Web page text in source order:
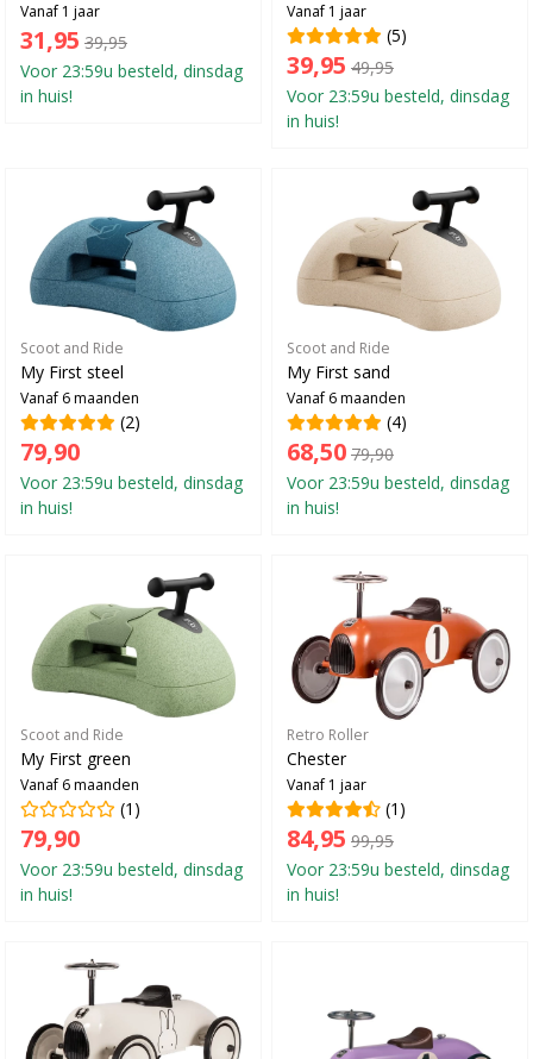
Vanaf 1 jaar
31,95 39,95
Voor 23:59u besteld, dinsdag
in huis!
Vanaf 1 jaar
(5)
39,95 49,95
Voor 23:59u besteld, dinsdag
in huis!
Scoot and Ride
My First steel
Vanaf 6 maanden
(2)
79,90
Voor 23:59u besteld, dinsdag
in huis!
Scoot and Ride
My First sand
Vanaf 6 maanden
(4)
68,50 79,90
Voor 23:59u besteld, dinsdag
in huis!
Scoot and Ride
My First green
Vanaf 6 maanden
(1)
79,90
Voor 23:59u besteld, dinsdag
in huis!
Retro Roller
Chester
Vanaf 1 jaar
(1)
84,95 99,95
Voor 23:59u besteld, dinsdag
in huis!